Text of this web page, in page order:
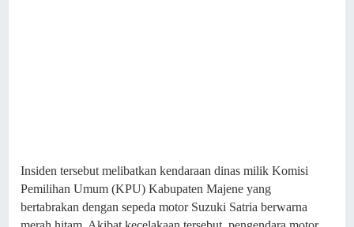
Insiden tersebut melibatkan kendaraan dinas milik Komisi
Pemilihan Umum (KPU) Kabupaten Majene yang
bertabrakan dengan sepeda motor Suzuki Satria berwarna